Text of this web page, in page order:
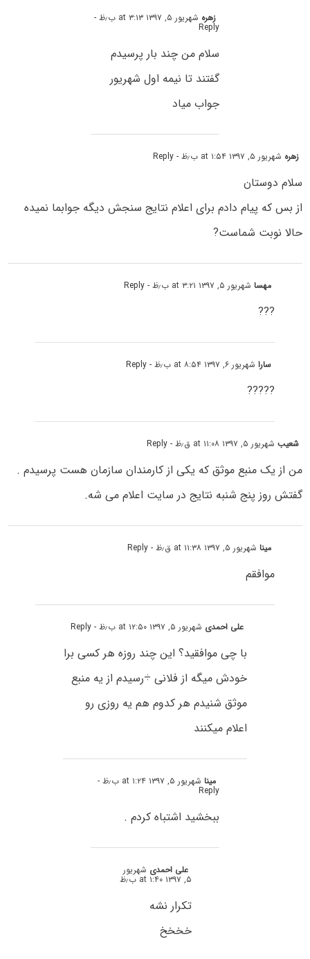
زهره شهریور ۵, ۱۳۹۷ at ۳:۱۳ ب٫ظ -
Reply
سلام من چند بار پرسیدم
گفتند تا نیمه اول شهریور
جواب میاد
زهره شهریور ۵, ۱۳۹۷ at ۱:۵۴ ب٫ظ - Reply
سلام دوستان
از بس که پیام دادم برای اعلام نتایج سنجش دیگه جوابما نمیده
حالا نوبت شماست?
مهساشهریور ۵, ۱۳۹۷ at ۳:۲۱ ب٫ظ - Reply
???
ساراشهریور ۶, ۱۳۹۷ at ۸:۵۴ ب٫ظ - Reply
?????
شعیبشهریور ۵, ۱۳۹۷ at ۱۱:۰۸ ق٫ظ - Reply
من از یک منبع موثق که یکی از کارمندان سازمان هست پرسیدم .
گفتش روز پنج شنبه نتایج در سایت اعلام می شه.
میناشهریور ۵, ۱۳۹۷ at ۱۱:۳۸ ق٫ظ - Reply
موافقم
علی احمدی شهریور ۵, ۱۳۹۷ at ۱۲:۵۰ ب٫ظ - Reply
با چی موافقید؟ این چند روزه هر کسی برا
خودش میگه از فلانی ÷رسیدم از یه منبع
موثق شنیدم هر کدوم هم یه روزی رو
اعلام میکنند
میناشهریور ۵, ۱۳۹۷ at ۱:۲۴ ب٫ظ -
Reply
ببخشید اشتباه کردم .
علی احمدی شهریور
۵, ۱۳۹۷ at ۱:۴۰ ب٫ظ
تکرار نشه
خخخخ